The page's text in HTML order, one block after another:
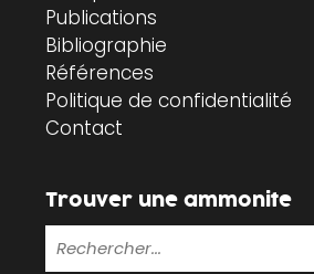
Publications
Bibliographie
Références
Politique de confidentialité
Contact
Trouver une ammonite